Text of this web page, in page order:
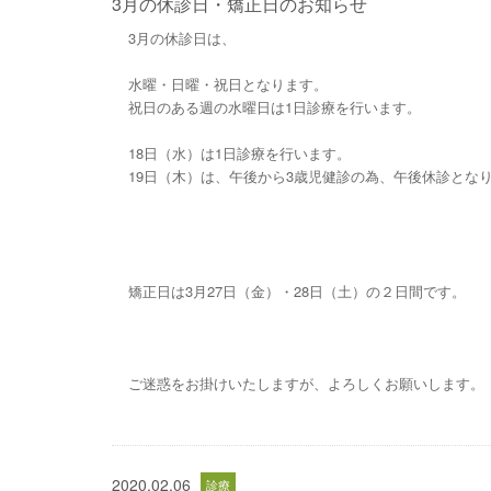
3月の休診日は、
水曜・日曜・祝日となります。
祝日のある週の水曜日は1日診療を行います。
18日（水）は1日診療を行います。
19日（木）は、午後から3歳児健診の為、午後休診とな
矯正日は3月27日（金）・28日（土）の２日間です。
ご迷惑をお掛けいたしますが、よろしくお願いします。
2020.02.06